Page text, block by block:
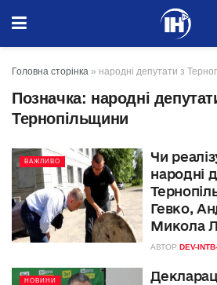
Головна сторінка » народні депутати з
Позначка: народні
Тернопільщини
ВАЖЛИВО
Чи
народні
Гевко,
Микола
АВТОР DEV-
НОВИНИ